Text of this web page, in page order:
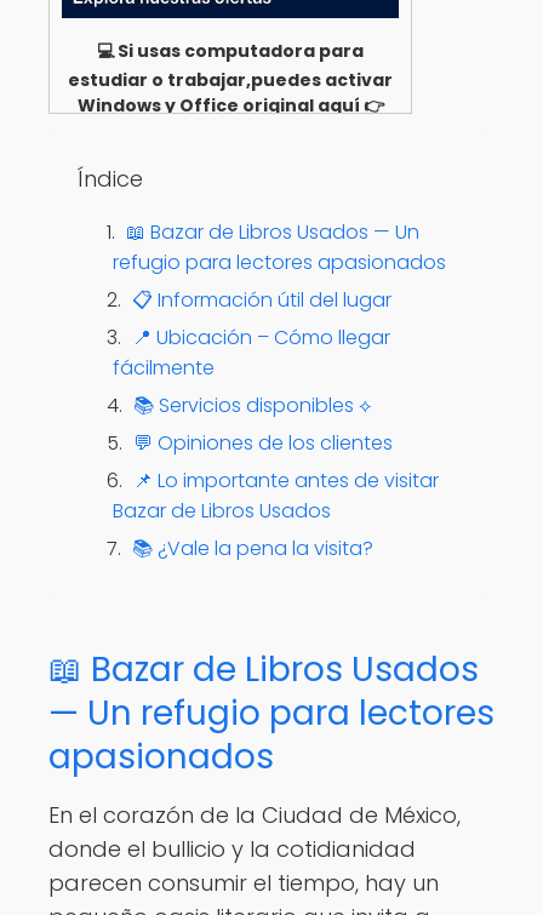
💻 Si usas computadora para
estudiar o trabajar,puedes activar
Windows y Office original aquí 👉
Índice
📖 Bazar de Libros Usados — Un
refugio para lectores apasionados
📋 Información útil del lugar
📍 Ubicación – Cómo llegar
fácilmente
📚 Servicios disponibles ⟡
💬 Opiniones de los clientes
📌 Lo importante antes de visitar
Bazar de Libros Usados
📚 ¿Vale la pena la visita?
📖 Bazar de Libros Usados
— Un refugio para lectores
apasionados
En el corazón de la Ciudad de México,
donde el bullicio y la cotidianidad
parecen consumir el tiempo, hay un